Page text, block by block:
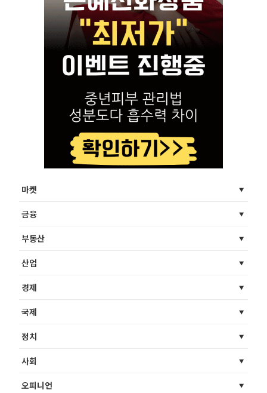
마켓
금융
부동산
산업
경제
국제
정치
사회
오피니언